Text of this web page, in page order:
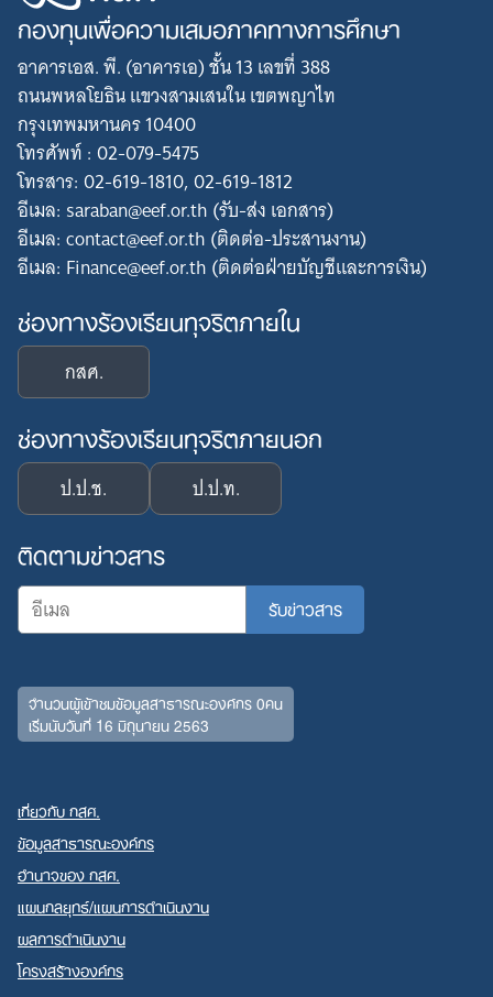
Search
for:
กองทุนเพื่อความเสมอภาคทางการศึกษา
อาคารเอส. พี. (อาคารเอ) ชั้น 13 เลขที่ 388
ถนนพหลโยธิน แขวงสามเสนใน เขตพญาไท
กรุงเทพมหานคร 10400
โทรศัพท์ : 02-079-5475
โทรสาร: 02-619-1810, 02-619-1812
อีเมล: saraban@eef.or.th (รับ-ส่ง เอกสาร)
อีเมล: contact@eef.or.th (ติดต่อ-ประสานงาน)
อีเมล: Finance@eef.or.th (ติดต่อฝ่ายบัญชีและการเงิน)
ช่องทางร้องเรียนทุจริตภายใน
กสศ.
ช่องทางร้องเรียนทุจริตภายนอก
ป.ป.ช. ป.ป.ท.
ติดตามข่าวสาร
จำนวนผู้เข้าชมข้อมูลสาธารณะองค์กร 0คน
เริ่มนับวันที่ 16 มิถุนายน 2563
เกี่ยวกับ กสศ.
ข้อมูลสาธารณะองค์กร
อำนาจของ กสศ.
แผนกลยุทธ์/แผนการดำเนินงาน
ผลการดำเนินงาน
โครงสร้างองค์กร